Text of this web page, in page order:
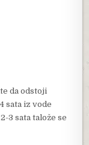
da odstoji
sata iz vode
3 sata talože se